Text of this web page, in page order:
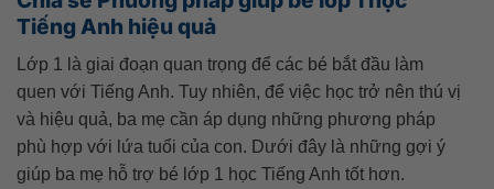
Tiếng Anh hiệu quả
Lớp 1 là giai đoạn quan trọng để các bé bắt đầu làm
quen với Tiếng Anh. Tuy nhiên, để việc học trở nên thú vị
và hiệu quả, ba mẹ cần áp dụng những phương pháp
phù hợp với lứa tuổi của con. Dưới đây là những gợi ý
giúp ba mẹ hỗ trợ bé lớp 1 học Tiếng Anh tốt hơn.